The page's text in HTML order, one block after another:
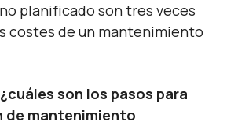
planificado son tres veces
costes de un mantenimiento
¿cuáles son los pasos para
de mantenimiento